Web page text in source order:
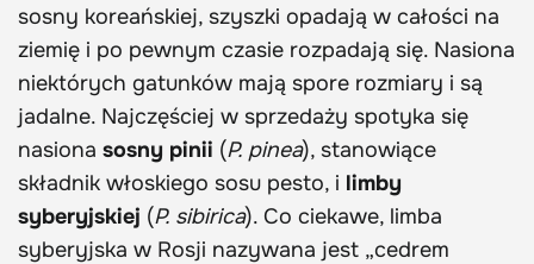
sosny koreańskiej, szyszki opadają w całości na
ziemię i po pewnym czasie rozpadają się. Nasiona
niektórych gatunków mają spore rozmiary i są
jadalne. Najczęściej w sprzedaży spotyka się
nasiona sosny pinii (P. pinea), stanowiące
składnik włoskiego sosu pesto, i limby
syberyjskiej (P. sibirica). Co ciekawe, limba
syberyjska w Rosji nazywana jest „cedrem